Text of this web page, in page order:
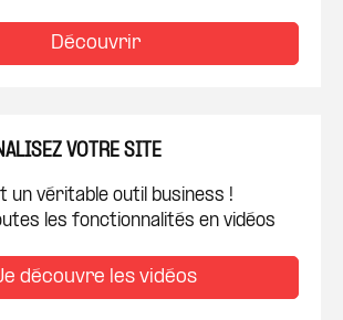
Découvrir
VOTRE SITE
un véritable outil business !
les fonctionnalités en vidéos
découvre les vidéos